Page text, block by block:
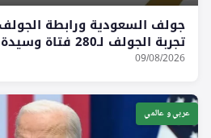
جولف السعودية ورابطة
تجربة الجولف لـ280 فتاة وسيدة في بريطانيا
09/08/2026
عربي و عالمي